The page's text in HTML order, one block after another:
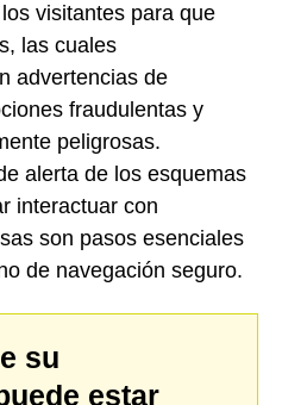
visitantes para que
las cuales
advertencias de
fraudulentas y
peligrosas.
alerta de los esquemas
interactuar con
son pasos esenciales
de navegación seguro.
su
estar